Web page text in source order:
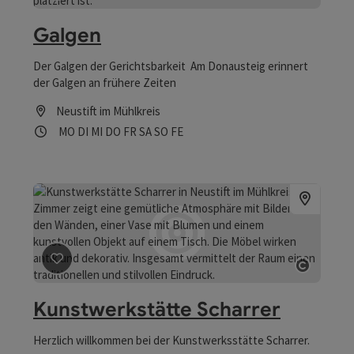
Galgen
Der Galgen der Gerichtsbarkeit Am Donausteig erinnert
der Galgen an frühere Zeiten
Neustift im Mühlkreis
Öffnungszeiten
MO Montag geöffnet
DI Dienstag geöffnet
MI Mittwoch geöffnet
DO Donnerstag geöffnet
FR Freitag geöffnet
SASamstag geöffnet
SO Sonntag geöffnet
FEFeiertag geöffnet
Beitrag merken: Kunstwerkstätte Scharrer
Kunstwerkstätte Scharrer
Herzlich willkommen bei der Kunstwerksstätte Scharrer.